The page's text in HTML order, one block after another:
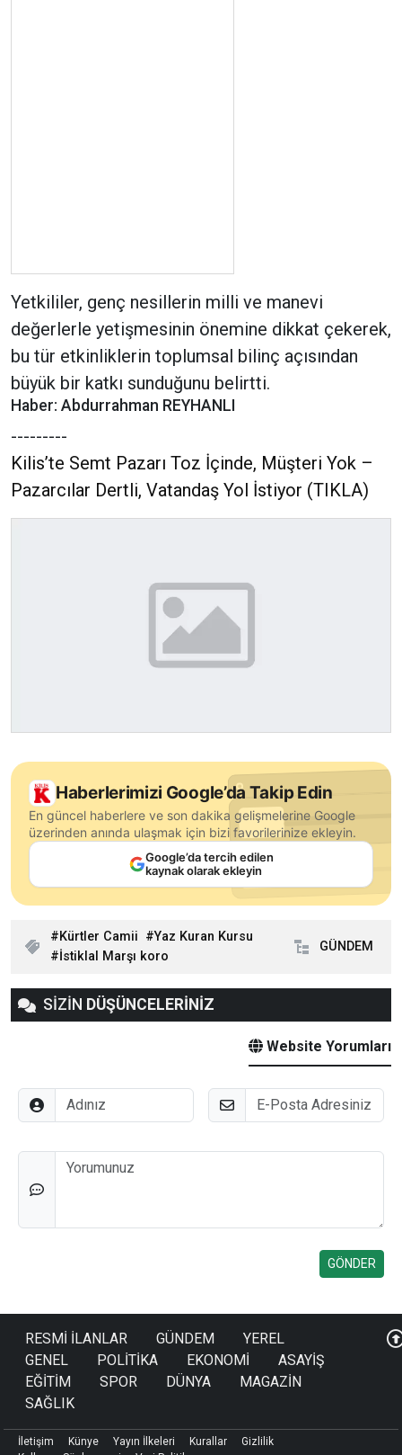
Yetkililer, genç nesillerin milli ve manevi
değerlerle yetişmesinin önemine dikkat çekerek,
bu tür etkinliklerin toplumsal bilinç açısından
büyük bir katkı sunduğunu belirtti.
Haber: Abdurrahman REYHANLI
---------
Kilis’te Semt Pazarı Toz İçinde, Müşteri Yok –
Pazarcılar Dertli, Vatandaş Yol İstiyor (TIKLA)
Haberlerimizi Google’da Takip Edin
En güncel haberlere ve son dakika gelişmelerine Google
üzerinden anında ulaşmak için bizi favorilerinize ekleyin.
Google’da tercih edilen
kaynak olarak ekleyin
Kürtler Camii
Yaz Kuran Kursu
İstiklal Marşı koro
GÜNDEM
SİZİN DÜŞÜNCELERİNİZ
Website Yorumları
Adınız E-Posta
Düşünceleriniz
RESMİ İLANLAR GÜNDEM
YEREL
GENEL
POLİTİKA EKONOMİ
ASAYİŞ
EĞİTİM
SPOR DÜNYA
MAGAZİN
SAĞLIK
İletişim Künye Yayın İlkeleri Kurallar
Gizlilik